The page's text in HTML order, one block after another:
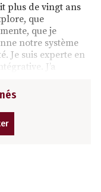
plus de vingt ans
que
que je
notre système
Je suis experte en
J’a